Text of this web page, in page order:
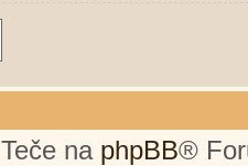
Teče na phpBB®